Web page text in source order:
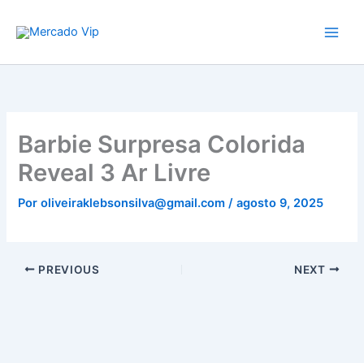
para
conteúdo
Barbie Surpresa Colorida
Reveal 3 Ar Livre
Poroliveiraklebsonsilva@gmail.com/agosto 9, 2025
PREVIOUS NEXT